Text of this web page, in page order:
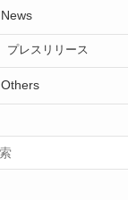
News
プレスリリース
Others